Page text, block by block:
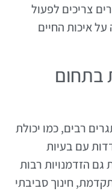
צריכים לפעול
איכות החיים
בתחום
רבים, כמו יכולת
עם בעיות
גם הזדמנויות רבות
חינוך סביבתי